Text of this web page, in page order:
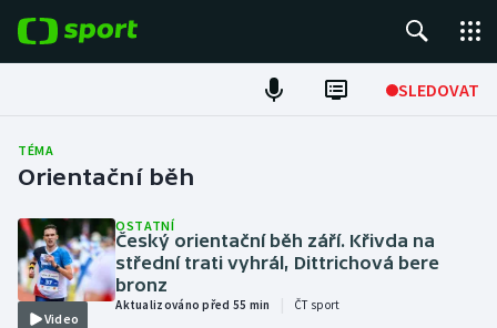
SLEDOVAT
Fotbal
Tenis
Atletika
TÉMA
Orientační běh
Video
OSTATNÍ
Český orientační běh září. Křivda na
střední trati vyhrál, Dittrichová bere
bronz
Aktualizováno před 55 min ČT sport